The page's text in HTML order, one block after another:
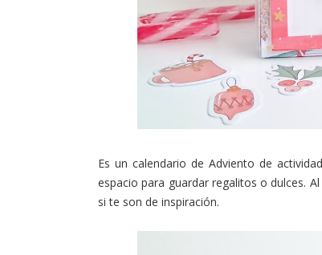
Es un calendario de Adviento de
espacio para guardar regalitos o dulces.
si te son de inspiración.